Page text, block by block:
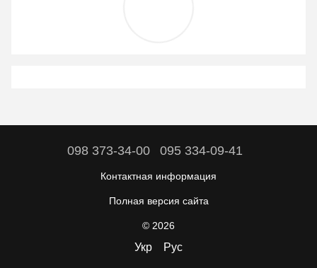
098 373-34-00 095 334-09-41
Контактная информация
Полная версия сайта
© 2026
Укр Рус